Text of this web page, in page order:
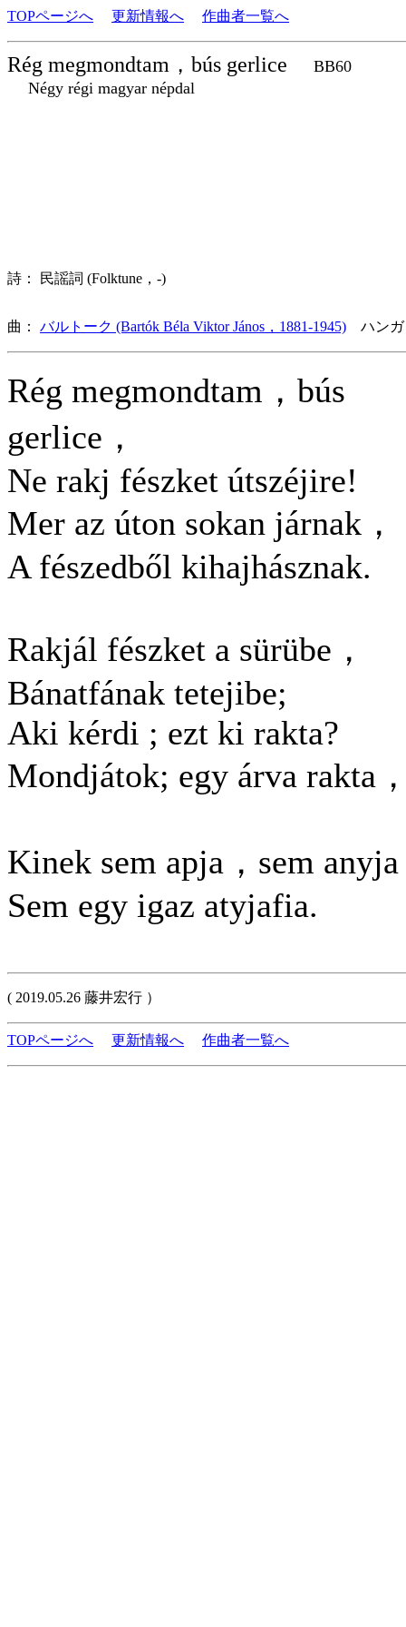
TOPページへ 更新情報へ 作曲者一覧へ
Rég megmondtam，bús gerlice
BB60
Négy régi magyar népdal
詩： 民謡詞 (Folktune，-)
曲： バルトーク (Bartók Béla Viktor János，1881-1945) ハン
Rég megmondtam，bús
gerlice，
Ne rakj fészket útszéjire!
Mer az úton sokan járnak，
A fészedből kihajhásznak.
Rakjál fészket a sürübe，
Bánatfának tetejibe;
Aki kérdi ; ezt ki rakta?
Mondjátok; egy árva rakta
Kinek sem apja，sem
Sem egy igaz atyjafia.
( 2019.05.26 藤井宏行 ）
TOPページへ 更新情報へ 作曲者一覧へ